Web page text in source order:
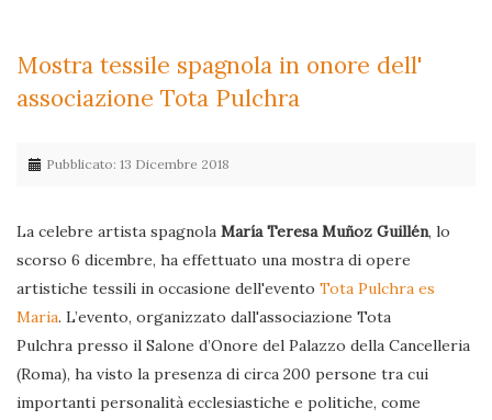
Mostra tessile spagnola in onore dell'
associazione Tota Pulchra
Pubblicato: 13 Dicembre 2018
La celebre artista spagnola María Teresa Muñoz Guillén, lo
scorso 6 dicembre, ha effettuato una mostra di opere
artistiche tessili in occasione dell'evento Tota Pulchra es
Maria. L’evento, organizzato dall'associazione Tota
Pulchra presso il Salone d’Onore del Palazzo della Cancelleria
(Roma), ha visto la presenza di circa 200 persone tra cui
importanti personalità ecclesiastiche e politiche, come